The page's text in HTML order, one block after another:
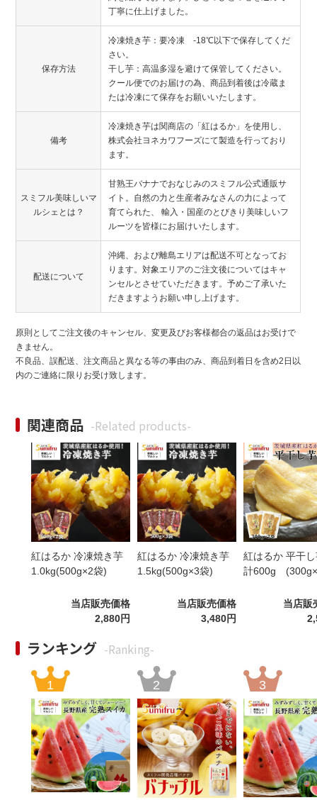
丁寧に仕上げました。
保存方法
冷凍焼き芋：要冷凍 -18℃以下で保存してくだ
さい。
干し芋：高温多湿を避けて保管してください。
クール便でのお届けの為、商品到着後は冷蔵ま
たは冷凍にて保存をお願いいたします。
備考
冷凍焼き芋は関商店の「紅はるか」を使用し、
株式会社ヨネカワフーズにて製造を行っており
ます。
スミフル美味しいマ
ルシェとは？
甘熟王バナナでおなじみのスミフル公式通販サ
イト。自然の力と生産者みなさんの力によって
育てられた、 輸入・国産のとびきり美味しいフ
ルーツを皆様にお届けいたします。
配送について
沖縄、および離島エリアは配送不可となってお
ります。対象エリアのご注文後についてはキャ
ンセルとさせていただきます。予めご了承いた
だきますようお願い申し上げます。
原則としてご注文後のキャンセル、変更及びお客様都合の返品はお受けで
きません。
不良品、誤配送、注文商品と異なる等の事由のみ、商品到着日を含め2日以
内のご連絡に限りお受け致します。
関連商品 -Related products-
紅はるか 冷凍焼き芋
1.0kg(500g×2袋)
当店販売価格
2,880円
紅はるか 冷凍焼き芋
1.5kg(500g×3袋)
当店販売価格
3,480円
紅はるか 平干
計600g
当店販
ランキング -Ranking-